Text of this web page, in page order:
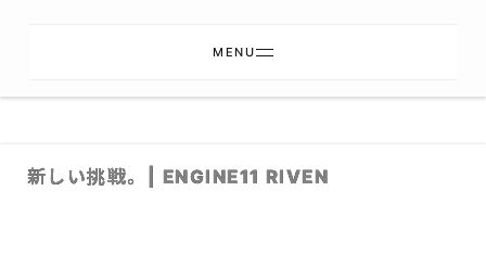
MENU
新しい挑戦。| ENGINE11 RIVEN